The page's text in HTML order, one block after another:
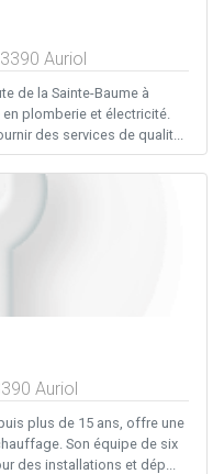
Auriol
de la Sainte-Baume à
plomberie et électricité.
des services de qualit...
Auriol
plus de 15 ans, offre une
Son équipe de six
des installations et dép...